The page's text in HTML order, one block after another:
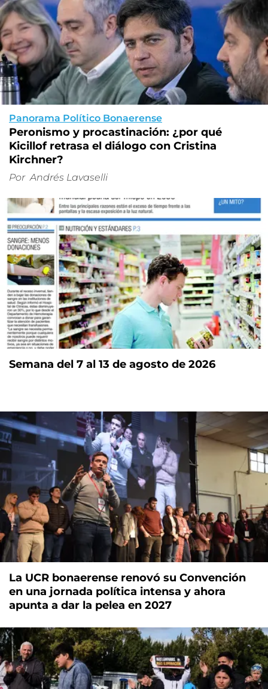
Panorama Político Bonaerense
Peronismo y procastinación: ¿por qué
Kicillof retrasa el diálogo con Cristina
Kirchner?
Por Andrés Lavaselli
Semana del 7 al 13 de agosto de 2026
La UCR bonaerense renovó su Convención
en una jornada política intensa y ahora
apunta a dar la pelea en 2027